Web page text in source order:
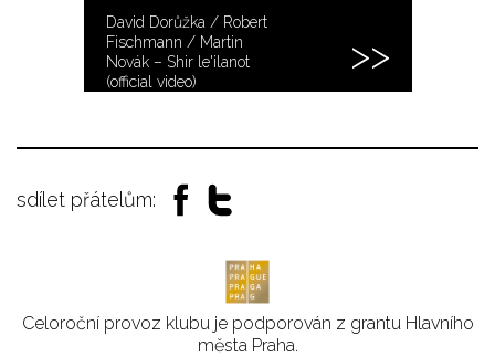
David Dorůžka / Robert
Fischmann / Martin
Novák – Shir le'ilanot
(official video)
sdílet přátelům:
Celoroční provoz klubu je podporován z grantu Hlavního
města Praha.